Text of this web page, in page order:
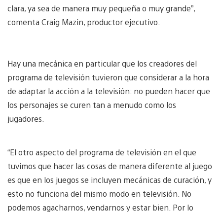
clara, ya sea de manera muy pequeña o muy grande”,
comenta Craig Mazin, productor ejecutivo.
Hay una mecánica en particular que los creadores del
programa de televisión tuvieron que considerar a la hora
de adaptar la acción a la televisión: no pueden hacer que
los personajes se curen tan a menudo como los
jugadores.
“El otro aspecto del programa de televisión en el que
tuvimos que hacer las cosas de manera diferente al juego
es que en los juegos se incluyen mecánicas de curación, y
esto no funciona del mismo modo en televisión. No
podemos agacharnos, vendarnos y estar bien. Por lo